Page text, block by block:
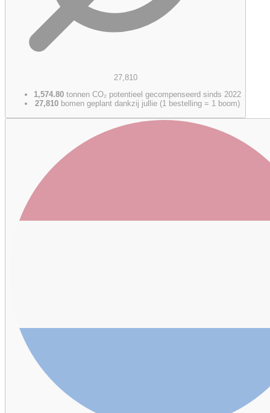
27,810
1,574.80 tonnen CO₂ potentieel gecompenseerd sinds 2022
27,810 bomen geplant dankzij jullie (1 bestelling = 1 boom)